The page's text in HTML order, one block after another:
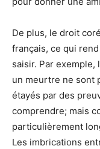
De plus, le droit
français, ce qui
saisir. Par exemple,
un meurtre ne sont
étayés par des
comprendre; mais
particulièrement
Les imbrications